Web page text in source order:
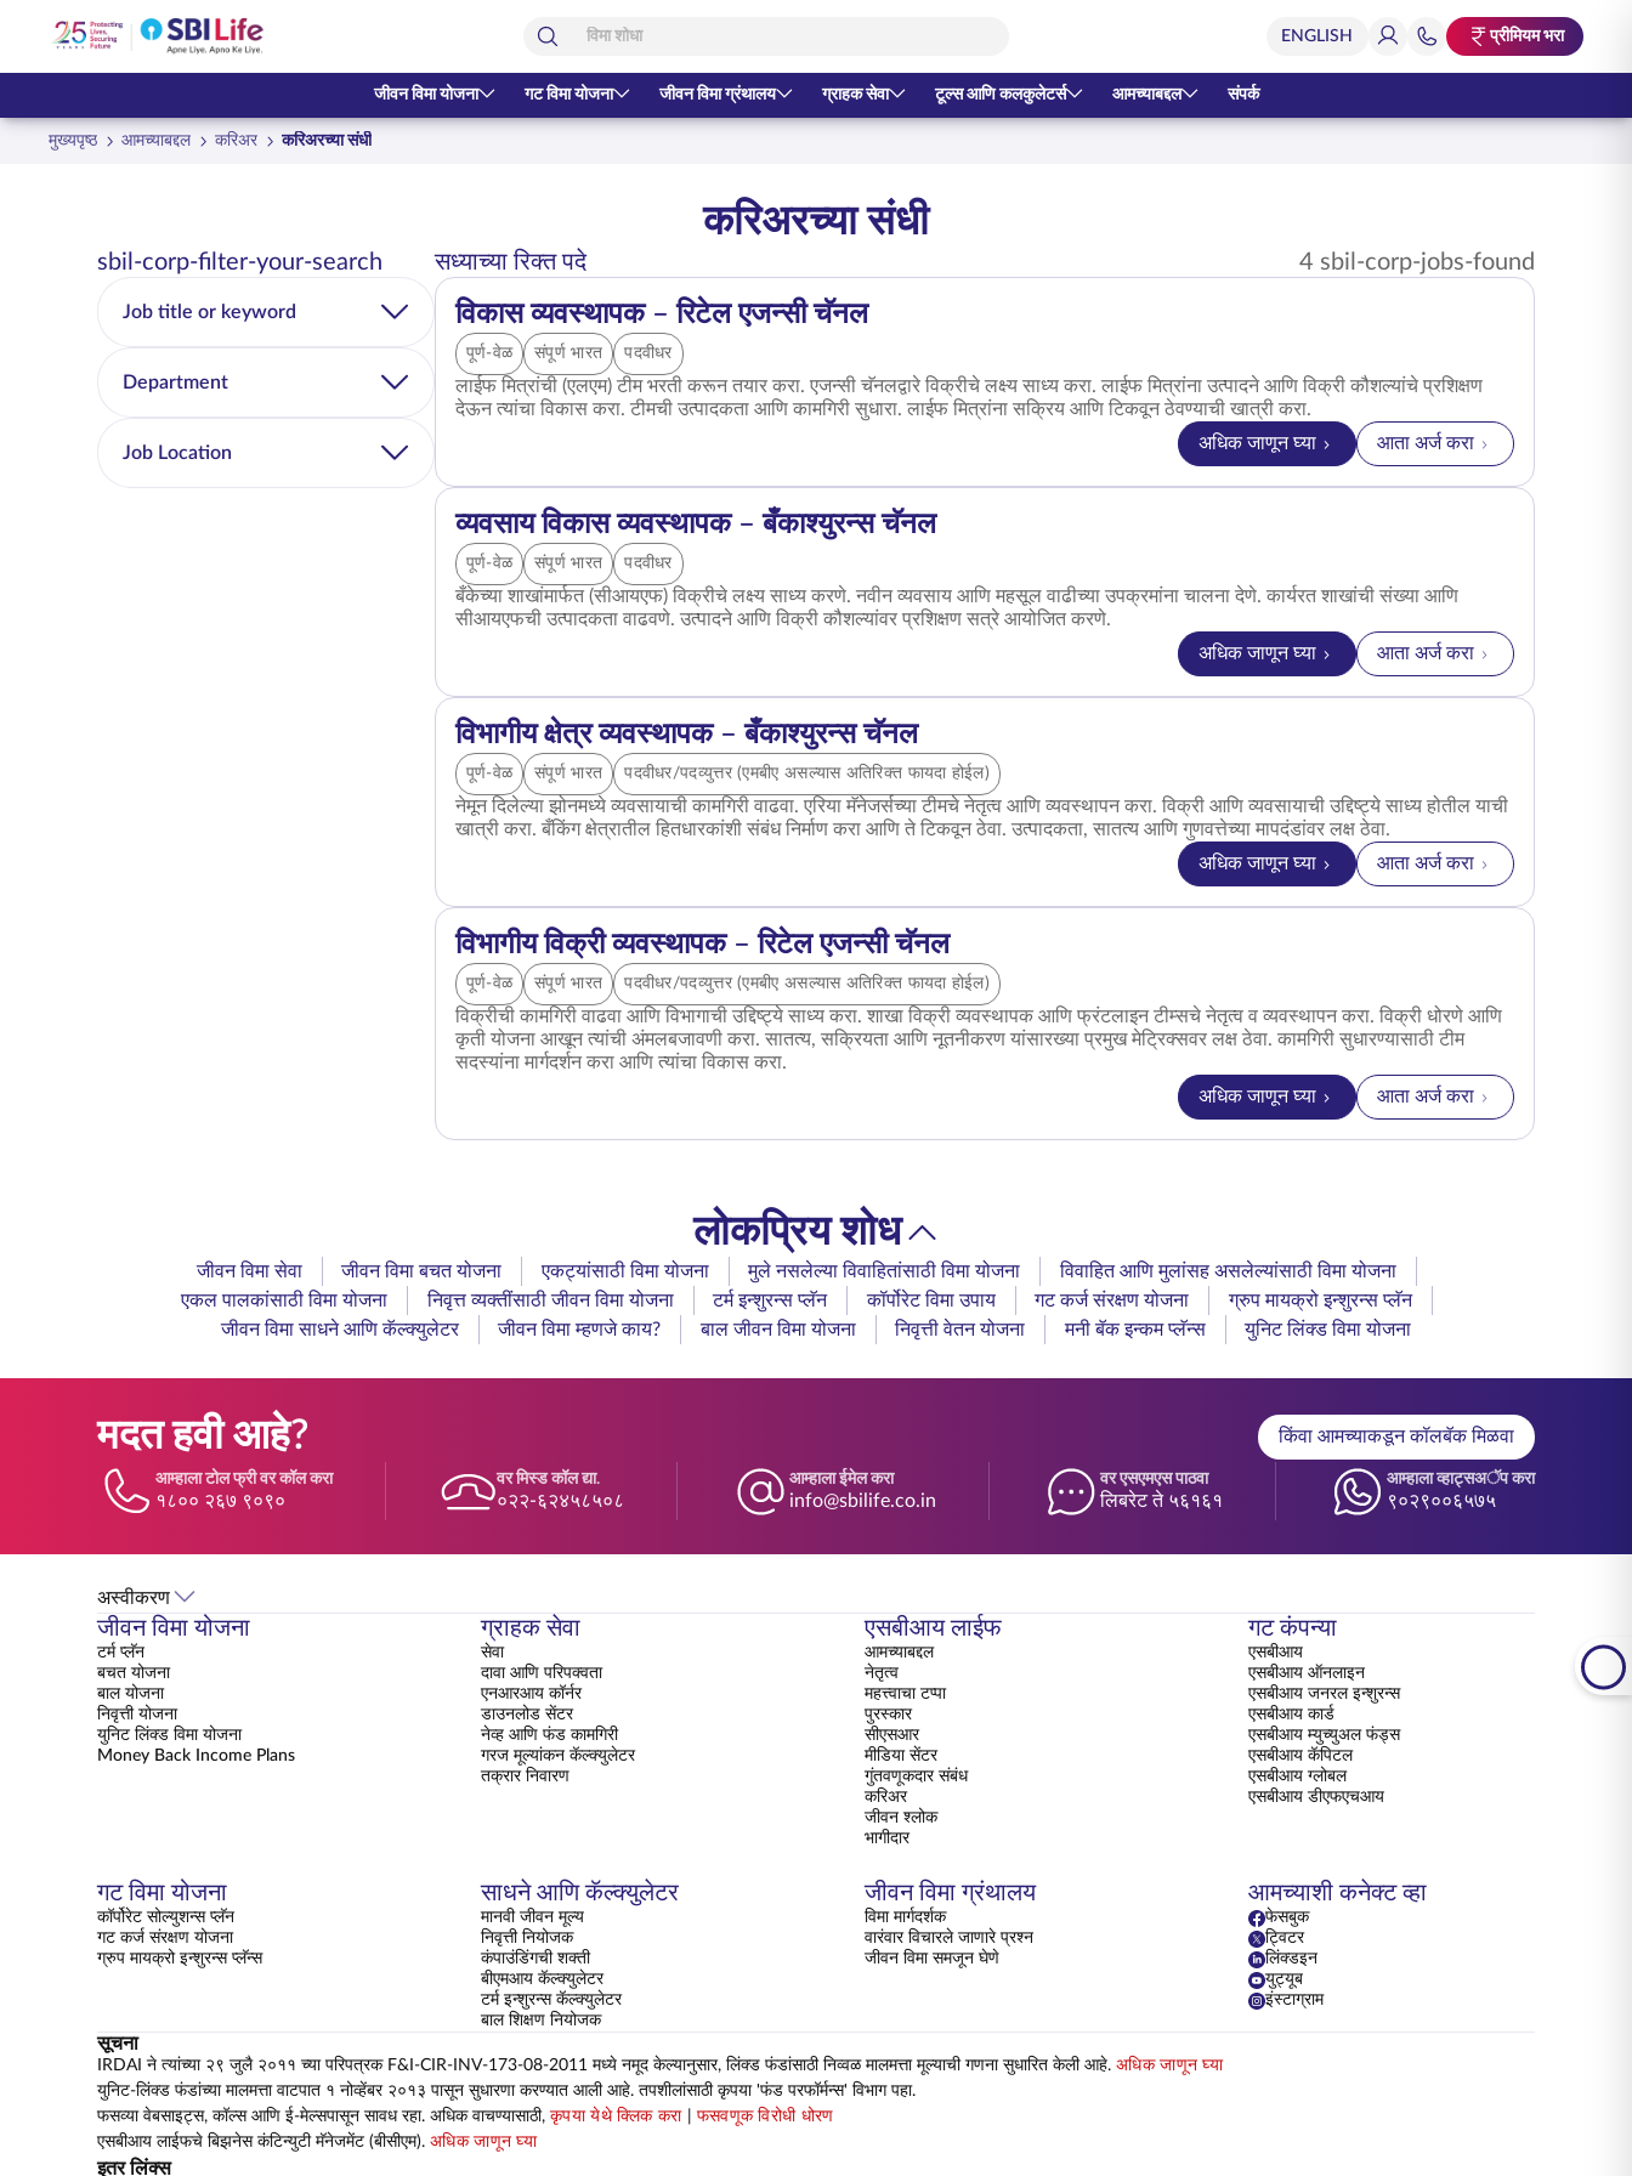
प्रीमियम भरा
जीवन विमा योजना गट विमा योजना जीवन विमा ग्रंथालय ग्राहक सेवा टूल्स आणि कलकुलेटर्स आमच्याबद्दल संपर्क
मुख्यपृष्ठ आमच्याबद्दल करिअर करिअरच्या संधी
करिअरच्या संधी
sbil-corp-filter-your-search
Job title or keyword
Department
Job Location
सध्याच्या रिक्त पदे 4 sbil-corp-jobs-found
विकास व्यवस्थापक – रिटेल एजन्सी चॅनल
पूर्ण-वेळ संपूर्ण भारत पदवीधर
लाईफ मित्रांची (एलएम) टीम भरती करून तयार करा. एजन्सी चॅनलद्वारे विक्रीचे लक्ष्य साध्य करा. लाईफ मित्रांना उत्पादने आणि विक्री कौशल्यांचे प्रशिक्षण
देऊन त्यांचा विकास करा. टीमची उत्पादकता आणि कामगिरी सुधारा. लाईफ मित्रांना सक्रिय आणि टिकवून ठेवण्याची खात्री करा.
अधिक जाणून घ्याfor विकास व्यवस्थापक – रिटेल एजन्सी चॅनल job
आता अर्ज करा
व्यवसाय विकास व्यवस्थापक – बँकाश्युरन्स चॅनल
पूर्ण-वेळ संपूर्ण भारत पदवीधर
बँकेच्या शाखांमार्फत (सीआयएफ) विक्रीचे लक्ष्य साध्य करणे. नवीन व्यवसाय आणि महसूल वाढीच्या उपक्रमांना चालना देणे. कार्यरत शाखांची संख्या आणि
सीआयएफची उत्पादकता वाढवणे. उत्पादने आणि विक्री कौशल्यांवर प्रशिक्षण सत्रे आयोजित करणे.
अधिक जाणून घ्याfor व्यवसाय विकास व्यवस्थापक – बँकाश्युरन्स
आता अर्ज करा
विभागीय क्षेत्र व्यवस्थापक – बँकाश्युरन्स चॅनल
पूर्ण-वेळ संपूर्ण भारत पदवीधर/पदव्युत्तर (एमबीए असल्यास अतिरिक्त फायदा होईल)
नेमून दिलेल्या झोनमध्ये व्यवसायाची कामगिरी वाढवा. एरिया मॅनेजर्सच्या टीमचे नेतृत्व आणि व्यवस्थापन करा. विक्री आणि व्यवसायाची उद्दिष्ट्ये साध्य होतील याची
खात्री करा. बँकिंग क्षेत्रातील हितधारकांशी संबंध निर्माण करा आणि ते टिकवून ठेवा. उत्पादकता, सातत्य आणि गुणवत्तेच्या मापदंडांवर लक्ष ठेवा.
अधिक जाणून घ्याfor विभागीय क्षेत्र व्यवस्थापक – बँकाश्युरन्स
आता अर्ज करा
विभागीय विक्री व्यवस्थापक – रिटेल एजन्सी चॅनल
पूर्ण-वेळ संपूर्ण भारत पदवीधर/पदव्युत्तर (एमबीए असल्यास अतिरिक्त फायदा होईल)
विक्रीची कामगिरी वाढवा आणि विभागाची उद्दिष्ट्ये साध्य करा. शाखा विक्री व्यवस्थापक आणि फ्रंटलाइन टीम्सचे नेतृत्व व व्यवस्थापन करा. विक्री धोरणे आणि
कृती योजना आखून त्यांची अंमलबजावणी करा. सातत्य, सक्रियता आणि नूतनीकरण यांसारख्या प्रमुख मेट्रिक्सवर लक्ष ठेवा. कामगिरी सुधारण्यासाठी टीम
सदस्यांना मार्गदर्शन करा आणि त्यांचा विकास करा.
अधिक जाणून घ्याfor विभागीय विक्री व्यवस्थापक – रिटेल एजन्सी
आता अर्ज करा
लोकप्रिय शोध
जीवन विमा सेवा जीवन विमा बचत योजना एकट्यांसाठी विमा योजना मुले नसलेल्या विवाहितांसाठी विमा योजना
विवाहित आणि मुलांसह असलेल्यांसाठी विमा योजना
एकल पालकांसाठी विमा योजना
निवृत्त व्यक्तींसाठी जीवन विमा योजना टर्म इन्शुरन्स प्लॅन कॉर्पोरेट विमा उपाय गट कर्ज संरक्षण योजना
ग्रुप मायक्रो इन्शुरन्स प्लॅन
जीवन विमा साधने आणि कॅल्क्युलेटर
जीवन विमा म्हणजे काय? बाल जीवन विमा योजना निवृत्ती वेतन योजना मनी बॅक इन्कम प्लॅन्स युनिट लिंक्ड विमा योजना
मदत हवी आहे? किंवा आमच्याकडून कॉलबॅक मिळवा
आम्हाला टोल फ्री वर कॉल करा
१८०० २६७ ९०९०
वर मिस्ड कॉल द्या.
०२२-६२४५८५०८
आम्हाला ईमेल करा
info@sbilife.co.in
वर एसएमएस पाठवा
लिबरेट ते ५६१६१
आम्हाला व्हाट्सअॅप करा
९०२९००६५७५
अस्वीकरण
जीवन विमा योजना
टर्म प्लॅन
बचत योजना
बाल योजना
निवृत्ती योजना
युनिट लिंक्ड विमा योजना
Money Back Income Plans
ग्राहक सेवा
सेवा
दावा आणि परिपक्वता
एनआरआय कॉर्नर
डाउनलोड सेंटर
नेव्ह आणि फंड कामगिरी
गरज मूल्यांकन कॅल्क्युलेटर
तक्रार निवारण
एसबीआय लाईफ
आमच्याबद्दल
नेतृत्व
महत्त्वाचा टप्पा
पुरस्कार
सीएसआर
मीडिया सेंटर
गुंतवणूकदार संबंध
करिअर
जीवन श्लोक
भागीदार
गट कंपन्या
एसबीआय
एसबीआय ऑनलाइन
एसबीआय जनरल इन्शुरन्स
एसबीआय कार्ड
एसबीआय म्युच्युअल फंड्स
एसबीआय कॅपिटल
एसबीआय ग्लोबल
एसबीआय डीएफएचआय
गट विमा योजना
कॉर्पोरेट सोल्युशन्स प्लॅन
गट कर्ज संरक्षण योजना
ग्रुप मायक्रो इन्शुरन्स प्लॅन्स
साधने आणि कॅल्क्युलेटर
मानवी जीवन मूल्य
निवृत्ती नियोजक
कंपाउंडिंगची शक्ती
बीएमआय कॅल्क्युलेटर
टर्म इन्शुरन्स कॅल्क्युलेटर
बाल शिक्षण नियोजक
जीवन विमा ग्रंथालय
विमा मार्गदर्शक
वारंवार विचारले जाणारे प्रश्न
जीवन विमा समजून घेणे
आमच्याशी कनेक्ट व्हा
फेसबुक
ट्विटर
लिंक्डइन
युट्यूब
इंस्टाग्राम
सूचना
IRDAI ने त्यांच्या २९ जुलै २०११ च्या परिपत्रक F&I-CIR-INV-173-08-2011 मध्ये नमूद केल्यानुसार, लिंक्ड फंडांसाठी निव्वळ मालमत्ता मूल्याची गणना सुधारित केली आहे. अधिक जाणून घ्या
युनिट-लिंक्ड फंडांच्या मालमत्ता वाटपात १ नोव्हेंबर २०१३ पासून सुधारणा करण्यात आली आहे. तपशीलांसाठी कृपया 'फंड परफॉर्मन्स' विभाग पहा.
फसव्या वेबसाइट्स, कॉल्स आणि ई-मेल्सपासून सावध रहा. अधिक वाचण्यासाठी, कृपया येथे क्लिक करा| फसवणूक विरोधी धोरण
एसबीआय लाईफचे बिझनेस कंटिन्युटी मॅनेजमेंट (बीसीएम). अधिक जाणून घ्या
इतर लिंक्स